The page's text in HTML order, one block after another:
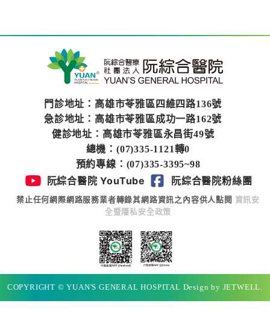
門診地址：高雄市苓雅區四維四路136號
急診地址：高雄市苓雅區成功一路162號
健診地址：高雄市苓雅區永昌街49號
總機：(07)335-1121轉0
預約專線：(07)335-3395~98
阮綜合醫院 YouTube 阮綜合醫院粉絲團
禁止任何網際網路服務業者轉錄其網路資訊之內容供人點閱 資訊安
全暨隱私安全政策
COPYRIGHT © YUAN'S GENERAL HOSPITAL Design by JETWELL.